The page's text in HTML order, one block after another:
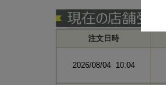
注文日時
2026/08/04 10:04